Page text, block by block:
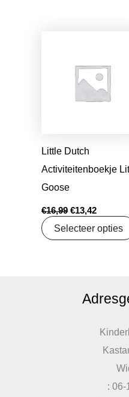
Little Dutch
Activiteitenboekje
Goose
€16,99
€16,99.
€13,42
€13,42.
Selecteer opties
: 06-